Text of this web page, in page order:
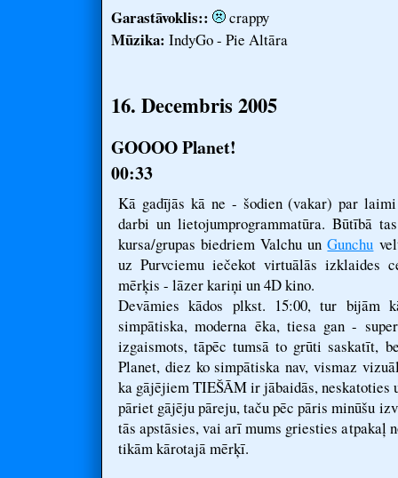
Garastāvoklis:: crappy
Mūzika: IndyGo - Pie Altāra
16. Decembris 2005
GOOOO Planet!
00:33
Kā gadījās kā ne - šodien (vakar) par
darbi un lietojumprogrammatūra. Būtībā
kursa/grupas biedriem Valchu unGunchu
uz Purvciemu iečekot virtuālās izklaides
mērķis - lāzer kariņi un 4D kino.
Devāmies kādos plkst. 15:00, tur bijām
simpātiska, moderna ēka, tiesa gan -
izgaismots, tāpēc tumsā to grūti saskatīt,
Planet, diez ko simpātiska nav, vismaz
ka gājējiem TIEŠĀM ir jābaidās,
pāriet gājēju pāreju, taču pēc pāris minūšu
tās apstāsies, vai arī mums griesties atpakaļ
tikām kārotajā mērķī.